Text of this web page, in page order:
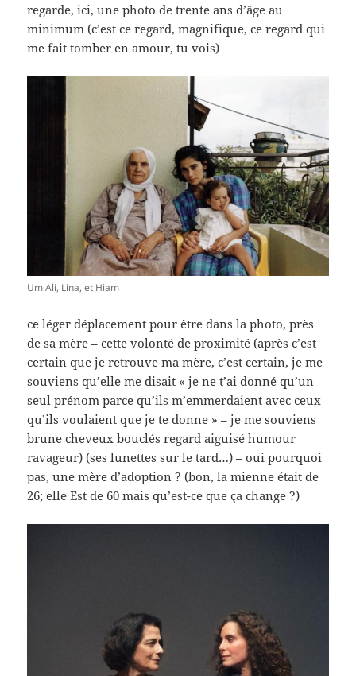
regarde, ici, une photo de trente ans d’âge au
minimum (c’est ce regard, magnifique, ce regard qui
me fait tomber en amour, tu vois)
Um Ali, Lina, et Hiam
ce léger déplacement pour être dans la photo, près
de sa mère – cette volonté de proximité (après c’est
certain que je retrouve ma mère, c’est certain, je me
souviens qu’elle me disait « je ne t’ai donné qu’un
seul prénom parce qu’ils m’emmerdaient avec ceux
qu’ils voulaient que je te donne » – je me souviens
brune cheveux bouclés regard aiguisé humour
ravageur) (ses lunettes sur le tard…) – oui pourquoi
pas, une mère d’adoption ? (bon, la mienne était de
26; elle Est de 60 mais qu’est-ce que ça change ?)